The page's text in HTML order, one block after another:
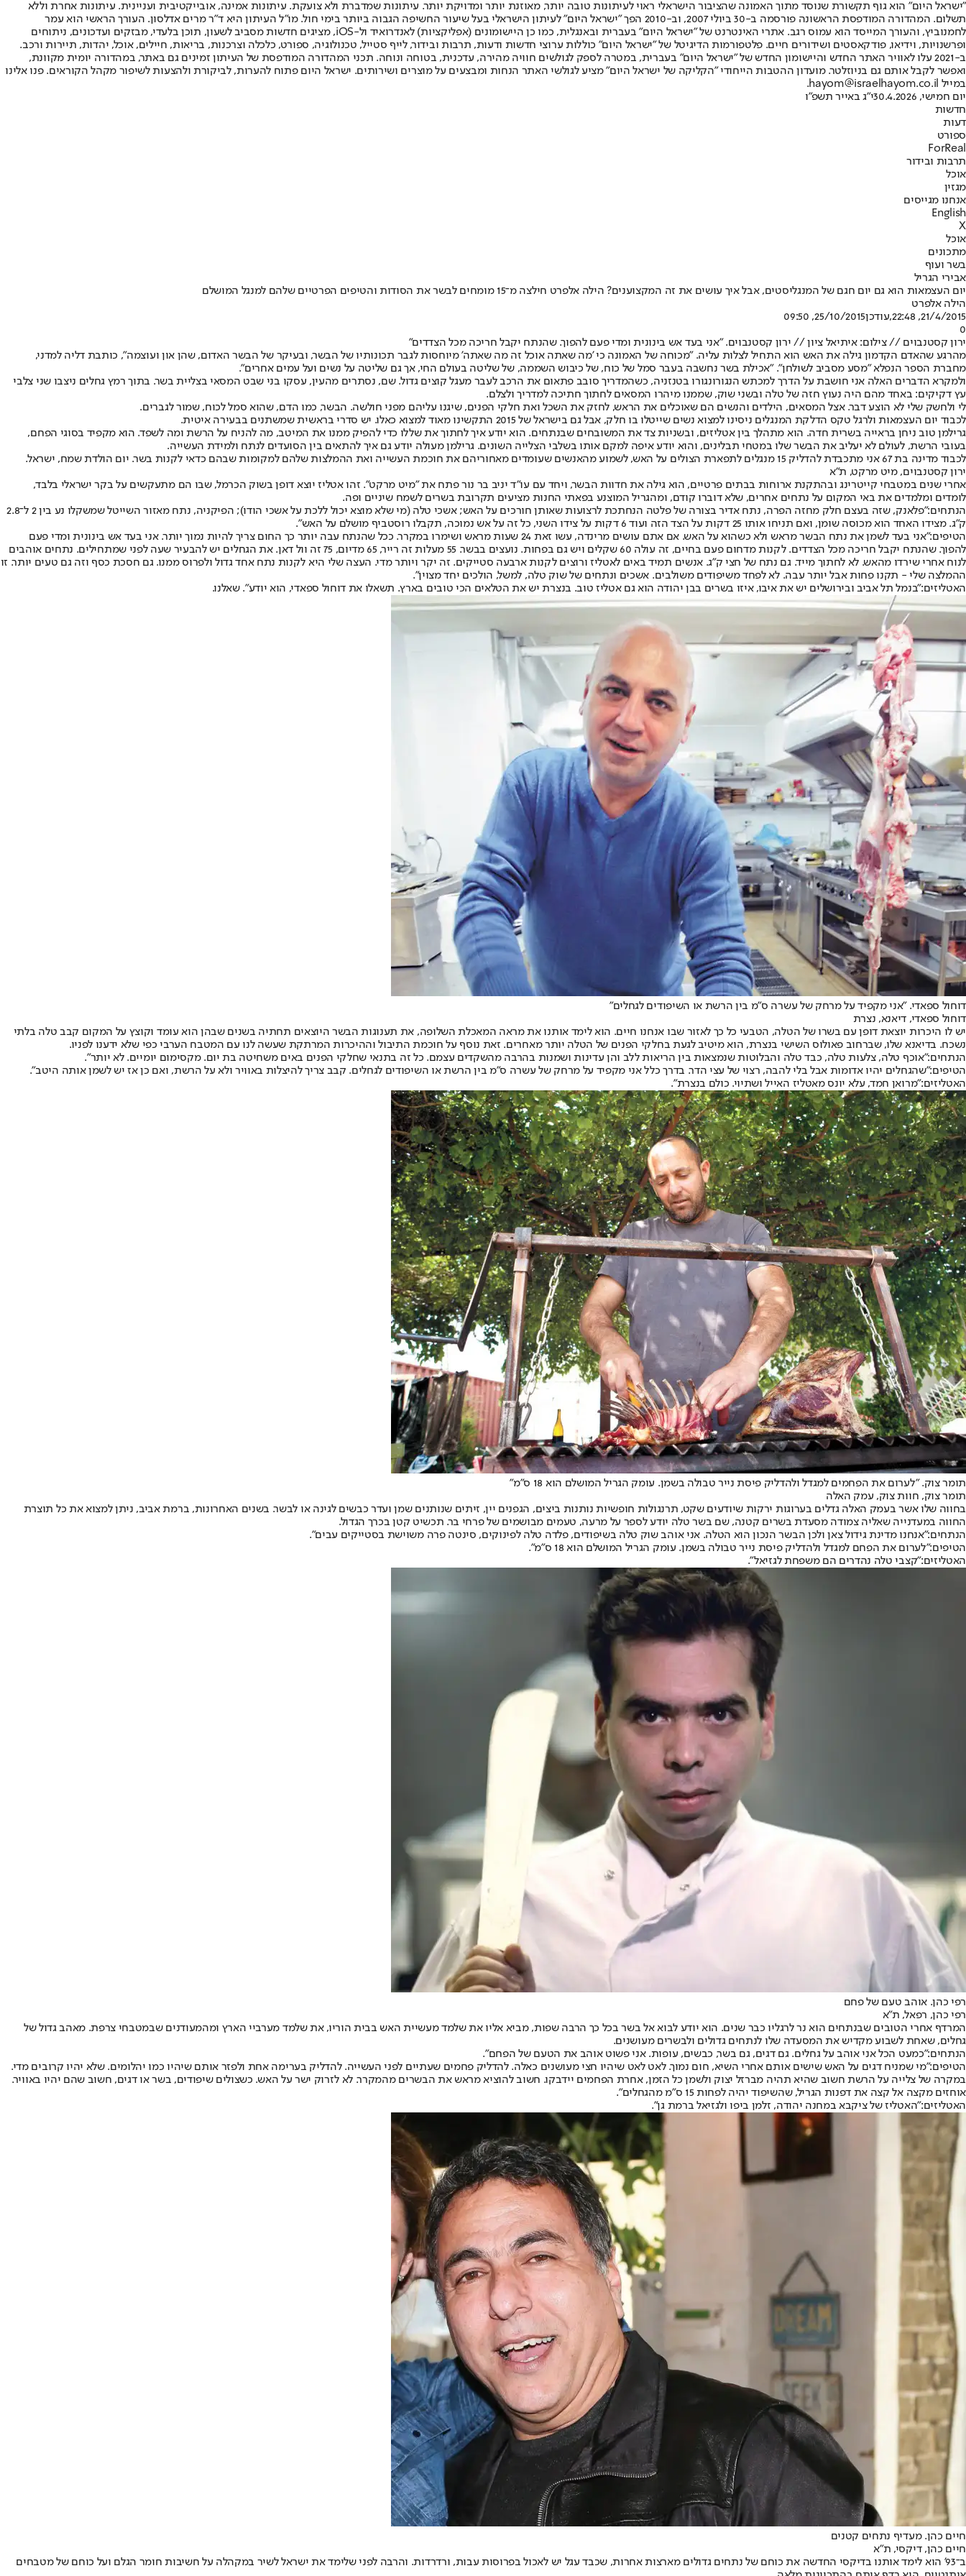
"ישראל היום" הוא גוף תקשורת שנוסד מתוך האמונה שהציבור הישראלי ראוי לעיתונות טובה יותר, מאוזנת יותר ומדויקת יותר. עיתונות שמדברת ולא צועקת. עיתונות אמינה, אובייקטיבית ועניינית. עיתונות אחרת וללא
תשלום. המהדורה המודפסת הראשונה פורסמה ב-30 ביולי 2007, וב-2010 הפך "ישראל היום" לעיתון הישראלי בעל שיעור החשיפה הגבוה ביותר בימי חול. מו"ל העיתון היא ד"ר מרים אדלסון. העורך הראשי הוא עמר
לחמנוביץ, והעורך המייסד הוא עמוס רגב. אתרי האינטרנט של "ישראל היום" בעברית ובאנגלית, כמו כן היישומונים (אפליקציות) לאנדרואיד ול-iOS, מציגים חדשות מסביב לשעון, תוכן בלעדי, מבזקים ועדכונים, ניתוחים
ופרשנויות, וידיאו, פודקאסטים ושידורים חיים. פלטפורמות הדיגיטל של "ישראל היום" כוללות ערוצי חדשות ודעות, תרבות ובידור, לייף סטייל, טכנולוגיה, ספורט, כלכלה וצרכנות, בריאות, חיילים, אוכל, יהדות, תיירות ורכב.
ב-2021 עלו לאוויר האתר החדש והיישומון החדש של "ישראל היום" בעברית, במטרה לספק לגולשים חוויה מהירה, עדכנית, בטוחה ונוחה. תכני המהדורה המודפסת של העיתון זמינים גם באתר, במהדורה יומית מקוונת,
ואפשר לקבל אותם גם בניוזלטר. מועדון ההטבות הייחודי "הקליקה של ישראל היום" מציע לגולשי האתר הנחות ומבצעים על מוצרים ושירותים. ישראל היום פתוח להערות, לביקורת ולהצעות לשיפור מקהל הקוראים. פנו אלינו
במייל hayom@israelhayom.co.il.
יום חמישי, 30.4.2026
י"ג באייר תשפ"ו
חדשות
דעות
ספורט
ForReal
תרבות ובידור
אוכל
מגזין
אנחנו מגייסים
English
X
אוכל
מתכונים
בשר ועוף
אבירי הגריל
יום העצמאות הוא גם יום חגם של המנגליסטים, אבל איך עושים את זה המקצוענים? הילה אלפרט חילצה מ־15 מומחים לבשר את הסודות והטיפים הפרטיים שלהם למנגל המושלם
הילה אלפרט
21/4/2015, 22:48
,עודכן25/10/2015, 09:50
0
ירון קסטנבוים // צילום: איתיאל ציון // ירון קסטנבוים. "אני בעד אש בינונית ומדי פעם להפוך. שהנתח יקבל חריכה מכל הצדדים"
מהרגע שהאדם הקדמון גילה את האש הוא התחיל לצלות עליה. "מכוחה של האמונה כי 'מה שאתה אוכל זה מה שאתה' מיוחסות לגבר תכונותיו של הבשר, ובעיקר של הבשר האדום, שהן און ועוצמה", כותבת דליה למדני,
מחברת הספר הנפלא "מסע מסביב לשולחן". "אכילת בשר נחשבה בעבר סמל של כוח, של כיבוש השממה, של שליטה בעולם החי, אך גם שליטה על נשים ועל עמים אחרים".
ולמקרא הדברים האלה אני חושבת על הדרך למכתש הנגורונגורו בטנזניה, כשהמדריך סובב פתאום את הרכב לעבר מעגל קוצים גדול. שם, נסתרים מהעין, עסקו בני שבט המסאי בצליית בשר. בתוך רמץ גחלים ניצבו שני צלבי
עץ דקיקים: באחד מהם היה נעוץ חזה של טלה ובשני שוק, שממנו מיהרו המסאים לחתוך חתיכה למדריך ולצלם.
לי ולחשק שלי לא הוצע דבר. אצל המסאים, הילדים והנשים הם שאוכלים את הראש, לחזק את השכל ואת חלקי הפנים, שיגנו עליהם מפני חולשה. הבשר, כמו הדם, שהוא סמל לכוח, שמור לגברים.
לכבוד יום העצמאות ולרגל טקס הדלקת המנגלים ניסינו למצוא נשים שייטלו בו חלק, אבל גם בישראל של 2015 התקשינו מאוד למצוא כאלו. יש סדרי בראשית שמשתנים בבעירה איטית.
גרילמן טוב ניחן בראייה בשרית חדה. הוא מתהלך בין אטליזים, ובשניות צד את המשובחים שבנתחים. הוא יודע איך לחתוך את שללו כדי להפיק ממנו את המיטב, מה להניח על הרשת ומה לשפד. הוא מקפיד בסוגי הפחם,
בעובי הרשת, לעולם לא יעליב את הבשר שלו במטחי תבלינים, והוא יודע איפה למקם אותו בשלבי הצלייה השונים. גרילמן מעולה יודע גם איך להתאים בין הסועדים לנתח ולמידת העשייה.
לכבוד מדינה בת 67 אני מתכבדת להדליק 15 מנגלים לתפארת הצולים על האש, לשמוע מהאנשים שעומדים מאחוריהם את חוכמת העשייה ואת ההמלצות שלהם למקומות שבהם כדאי לקנות בשר. יום הולדת שמח, ישראל.
ירון קסטנבוים, מיט מרקט, ת"א
אחרי שנים במטבחי קייטרינג ובהתקנת ארוחות בבתים פרטיים, הוא גילה את חדוות הבשר, ויחד עם עו"ד יניב בר נור פתח את "מיט מרקט". זהו אטליז יוצא דופן בשוק הכרמל, שבו הם מתעקשים על בקר ישראלי בלבד,
לומדים ומלמדים את באי המקום על נתחים אחרים, שלא דוברו קודם, ומהגריל המוצנע בפאתי החנות מציעים תקרובת בשרים לשמח שיניים ופה.
הנתחים:
"פלאנק, שזה בעצם חלק מחזה הפרה, נתח אדיר בצורה של פלטה הנחתכת לרצועות שאותן חורכים על האש; אשכי טלה (מי שלא מוצא יכול ללכת על אשכי הודו); הפיקניה, נתח מאזור השייטל שמשקלו נע בין 2 ל־2.8
ק"ג. מצידו האחד הוא מכוסה שומן, ואם תניחו אותו 25 דקות על הצד הזה ועוד 6 דקות על צידו השני, כל זה על אש נמוכה, תקבלו רוסטביף מושלם על האש".
הטיפים:
"אני בעד לשמן את נתח הבשר מראש ולא כשהוא על האש. אם אתם עושים מרינדה, עשו זאת 24 שעות מראש ושימרו במקרר. ככל שהנתח עבה יותר כך החום צריך להיות נמוך יותר. אני בעד אש בינונית ומדי פעם
להפוך. שהנתח יקבל חריכה מכל הצדדים. לקנות מדחום פעם בחיים, זה עולה 60 שקלים ויש גם בפחות. נועצים בבשר. 55 מעלות זה רייר, 65 מדיום, 75 זה וול דאן. את הגחלים יש להבעיר שעה לפני שמתחילים. נתחים אוהבים
לנוח אחרי שירדו מהאש. לא לחתוך מייד. גם נתח של חצי ק"ג. אנשים תמיד באים לאטליז ורוצים לקנות ארבעה סטייקים. זה יקר ויותר מדי. העצה שלי היא לקנות נתח אחד גדול ולפרוס ממנו. גם חסכת כסף וזה גם טעים יותר. זו
ההמלצה שלי - תקנו פחות אבל יותר עבה. לא לפחד משיפודים משולבים. אשכים ונתחים של שוק טלה, למשל, הולכים יחד מצוין".
האטליזים:"בנמל תל אביב ובירושלים יש את איבו, איזו בשרים בבן יהודה הוא גם אטליז טוב. בנצרת יש את הטלאים הכי טובים בארץ. תשאלו את דוחול ספאדי, הוא יודע". שאלנו.
דוחול ספאדי. "אני מקפיד על מרחק של עשרה ס"מ בין הרשת או השיפודים לגחלים"
דוחול ספאדי, דיאנא, נצרת
יש לו היכרות יוצאת דופן עם בשרו של הטלה, הטבעי כל כך לאזור שבו אנחנו חיים. הוא לימד אותנו את מראה המאכלת השלופה, את תענוגות הבשר היוצאים תחתיה בשנים שבהן הוא עומד וקוצץ על המקום קבב טלה בלתי
נשכח. בדיאנא שלו, שברחוב פאולוס השישי בנצרת, הוא מיטיב לגעת בחלקי הפנים של הטלה יותר מאחרים. זאת נוסף על חוכמת התיבול וההיכרות המרתקת שעשה לנו עם המטבח הערבי כפי שלא ידענו לפניו.
הנתחים:"אוכף טלה, צלעות טלה, כבד טלה והבלוטות שנמצאות בין הריאות ללב והן עדינות ושמנות בהרבה מהשקדים עצמם. כל זה בתנאי שחלקי הפנים באים משחיטה בת יום. מקסימום יומיים. לא יותר".
הטיפים:"שהגחלים יהיו אדומות אבל בלי להבה, רצוי של עצי הדר. בדרך כלל אני מקפיד על מרחק של עשרה ס"מ בין הרשת או השיפודים לגחלים. קבב צריך להיצלות באוויר ולא על הרשת, ואם כן אז יש לשמן אותה היטב".
האטליזים:"מרואן חמד, עלא יונס מאטליז האייל ושתיוי. כולם בנצרת".
תומר צוק. "לערום את הפחמים למגדל ולהדליק פיסת נייר טבולה בשמן. עומק הגריל המושלם הוא 18 ס"מ"
תומר צוק, חוות צוק, עמק האלה
בחווה שלו אשר בעמק האלה גדלים בערוגות ירקות שיודעים שקט, תרנגולות חופשיות נותנות ביצים, הגפנים יין, זיתים שנותנים שמן ועדר כבשים לגינה או לבשר. בשנים האחרונות, ברמת אביב, ניתן למצוא את כל תוצרת
החווה במעדנייה שאליה צמודה מסעדת בשרים קטנה, שם בשר טלה יודע לספר על מרעה, טעמים מבושמים של פרחי בר. תכשיט קטן בכרך הגדול.
הנתחים:"אנחנו מדינת גידול צאן ולכן הבשר הנכון הוא הטלה. אני אוהב שוק טלה בשיפודים, פלדה טלה לפינוקים, סינטה פרה משוישת בסטייקים עבים".
הטיפים:"לערום את הפחם למגדל ולהדליק פיסת נייר טבולה בשמן. עומק הגריל המושלם הוא 18 ס"מ".
האטליזים:"קצבי טלה נהדרים הם משפחת לגזיאל".
רפי כהן. אוהב טעם של פחם
רפי כהן, רפאל, ת"א
המרדף אחרי הטובים שבנתחים הוא נר לרגליו כבר שנים. הוא יודע לבוא אל בשר בכל כך הרבה שפות, מביא אליו את שלמד מעשיית האש בבית הוריו, את שלמד מערביי הארץ ומהמעודנים שבמטבחי צרפת. מאהב גדול של
גחלים, שאחת לשבוע מקדיש את המסעדה שלו לנתחים גדולים ולבשרים מעושנים.
הנתחים:"כמעט הכל אני אוהב על גחלים. גם דגים, גם בשר, כבשים, עופות. אני פשוט אוהב את הטעם של הפחם".
הטיפים:"מי שמניח דגים על האש שישים אותם אחרי השיא, חום נמוך. לאט לאט שיהיו חצי מעושנים כאלה. להדליק פחמים שעתיים לפני העשייה. להדליק בערימה אחת ולפזר אותם שיהיו כמו יהלומים. שלא יהיו קרובים מדי.
במקרה של צלייה על הרשת חשוב שהיא תהיה מברזל יצוק ולשמן כל הזמן, אחרת הפחמים יידבקו. חשוב להוציא מראש את הבשרים מהמקרר. לא לזרוק ישר על האש. כשצולים שיפודים, בשר או דגים, חשוב שהם יהיו באוויר.
אוחזים מקצה אל קצה את דפנות הגריל, שהשיפוד יהיה לפחות 15 ס"מ מהגחלים".
האטליזים:"האטליז של ציקבא במחנה יהודה, זלמן ביפו ולגזיאל ברמת גן".
חיים כהן. מעדיף נתחים קטנים
חיים כהן, דיקסי, ת"א
ב־93' הוא לימד אותנו בדיקסי החדשה את כוחם של נתחים גדולים מארצות אחרות, שכבד עגל יש לאכול בפרוסות עבות, ורדרדות. והרבה לפני שלימד את ישראל לשיר במקהלה על חשיבות חומר הגלם ועל כוחם של מטבחים